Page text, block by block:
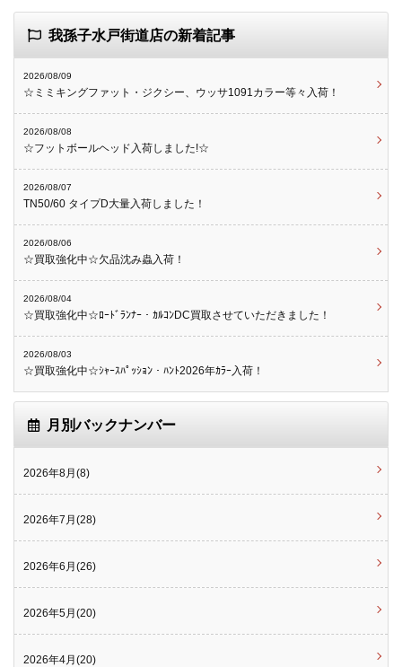
我孫子水戸街道店の新着記事
2026/08/09
☆ミミキングファット・ジクシー、ウッサ1091カラー等々入荷！
2026/08/08
☆フットボールヘッド入荷しました!☆
2026/08/07
TN50/60 タイプD大量入荷しました！
2026/08/06
☆買取強化中☆欠品沈み蟲入荷！
2026/08/04
☆買取強化中☆ﾛｰﾄﾞﾗﾝﾅｰ・ｶﾙｺﾝDC買取させていただきました！
2026/08/03
☆買取強化中☆ｼｬｰｽﾊﾟｯｼｮﾝ・ﾊﾝﾄ2026年ｶﾗｰ入荷！
月別バックナンバー
2026年8月(8)
2026年7月(28)
2026年6月(26)
2026年5月(20)
2026年4月(20)